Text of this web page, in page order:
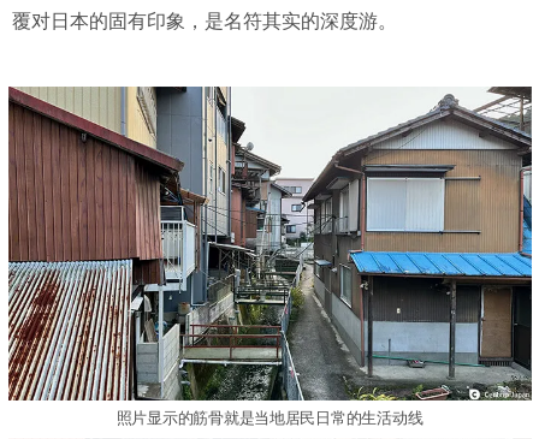
覆对日本的固有印象，是名符其实的深度游。
照片显示的筋骨就是当地居民日常的生活动线